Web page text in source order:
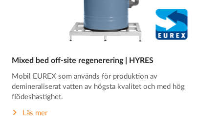
Mixed bed off-site regenerering | HYRES
Mobil EUREX som används för produktion av
demineraliserat vatten av högsta kvalitet och med hög
flödeshastighet.
Läs mer